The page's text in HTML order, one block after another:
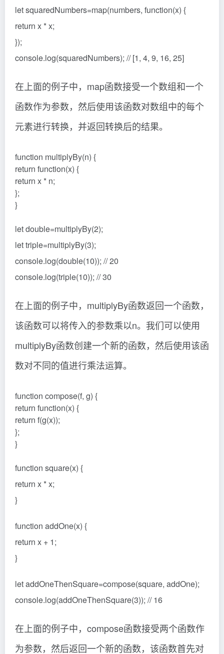
let squaredNumbers=map(numbers, function(x) {
return x * x;
});
console.log(squaredNumbers); // [1, 4, 9, 16, 25]
在上面的例子中，map函数接受一个数组和一个
函数作为参数，然后使用该函数对数组中的每个
元素进行转换，并返回转换后的结果。
function multiplyBy(n) {
return function(x) {
return x * n;
};
}
let double=multiplyBy(2);
let triple=multiplyBy(3);
console.log(double(10)); // 20
console.log(triple(10)); // 30
在上面的例子中，multiplyBy函数返回一个函数，
该函数可以将传入的参数乘以n。我们可以使用
multiplyBy函数创建一个新的函数，然后使用该函
数对不同的值进行乘法运算。
function compose(f, g) {
return function(x) {
return f(g(x));
};
}
function square(x) {
return x * x;
}
function addOne(x) {
return x + 1;
}
let addOneThenSquare=compose(square, addOne);
console.log(addOneThenSquare(3)); // 16
在上面的例子中，compose函数接受两个函数作
为参数，然后返回一个新的函数，该函数首先对